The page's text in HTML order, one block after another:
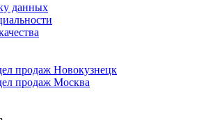
данных
продаж Новокузнецк
продаж Москва